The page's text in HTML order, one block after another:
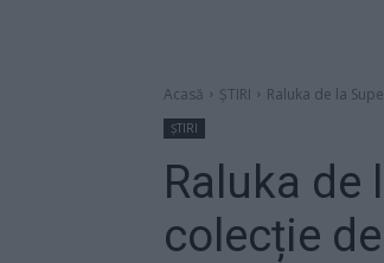
Acasă ȘTIRI Raluka de la
ȘTIRI
Raluka de
colecție